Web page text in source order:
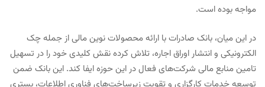
مواجه بوده است.
در این میان، بانک صادرات با ارائه محصولات نوین مالی از جمله چک
الکترونیکی و انتشار اوراق اجاره، تلاش کرده نقش کلیدی خود را در تسهیل
تامین منابع مالی شرکت‌های فعال در این حوزه ایفا کند. این بانک ضمن
توسعه خدمات کارگزاری و تقویت زیرساخت‌های فناوری اطلاعات، بستری